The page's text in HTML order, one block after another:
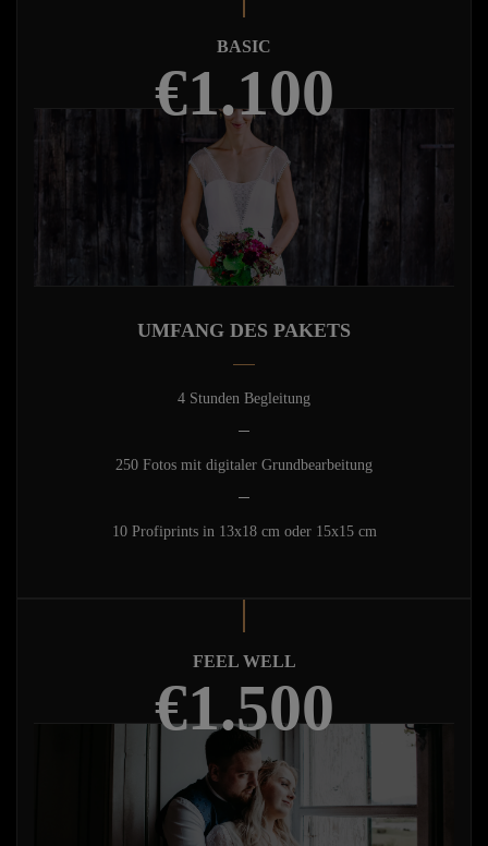
BASIC
€1.100
UMFANG DES PAKETS
4 Stunden Begleitung
250 Fotos mit digitaler Grundbearbeitung
10 Profiprints in 13x18 cm oder 15x15 cm
FEEL WELL
€1.500